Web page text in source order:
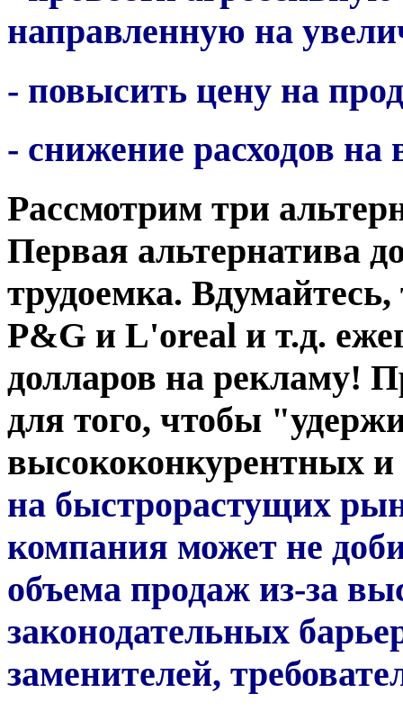
направленную на
- повысить цену на
- снижение расходов на
Рассмотрим три
Первая альтернатива
трудоемка.
P&G и L'oreal и т.д.
долларов на рекламу!
для того, чтобы
высококонкурентных
на быстрорастущих
компания может не
объема продаж из-за
законодательных
заменителей,